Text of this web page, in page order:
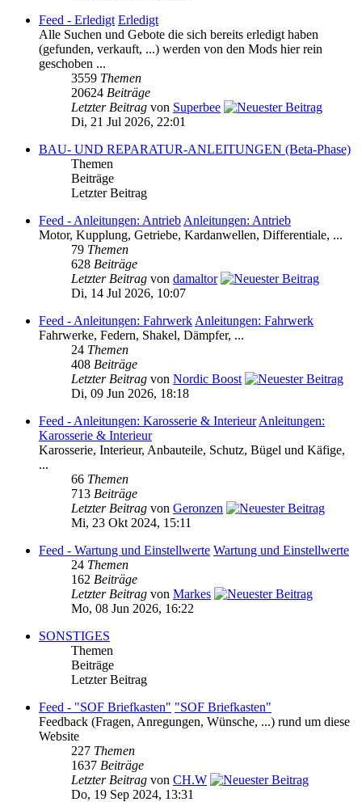
Feed - Erledigt Erledigt
Alle Suchen und Gebote die sich bereits erledigt haben
(gefunden, verkauft, ...) werden von den Mods hier rein
geschoben ...
3559 Themen
20624 Beiträge
Letzter Beitrag von Superbee
Di, 21 Jul 2026, 22:01
BAU- UND REPARATUR-ANLEITUNGEN (Beta-Phase)
Themen
Beiträge
Letzter Beitrag
Feed - Anleitungen: Antrieb Anleitungen: Antrieb
Motor, Kupplung, Getriebe, Kardanwellen, Differentiale, ...
79 Themen
628 Beiträge
Letzter Beitrag von damaltor
Di, 14 Jul 2026, 10:07
Feed - Anleitungen: Fahrwerk Anleitungen: Fahrwerk
Fahrwerke, Federn, Shakel, Dämpfer, ...
24 Themen
408 Beiträge
Letzter Beitrag von Nordic Boost
Di, 09 Jun 2026, 18:18
Feed - Anleitungen: Karosserie & Interieur Anleitungen:
Karosserie & Interieur
Karosserie, Interieur, Anbauteile, Schutz, Bügel und Käfige,
...
66 Themen
713 Beiträge
Letzter Beitrag von Geronzen
Mi, 23 Okt 2024, 15:11
Feed - Wartung und Einstellwerte Wartung und Einstellwerte
24 Themen
162 Beiträge
Letzter Beitrag von Markes
Mo, 08 Jun 2026, 16:22
SONSTIGES
Themen
Beiträge
Letzter Beitrag
Feed - "SOF Briefkasten" "SOF Briefkasten"
Feedback (Fragen, Anregungen, Wünsche, ...) rund um diese
Website
227 Themen
1637 Beiträge
Letzter Beitrag von CH.W
Do, 19 Sep 2024, 13:31